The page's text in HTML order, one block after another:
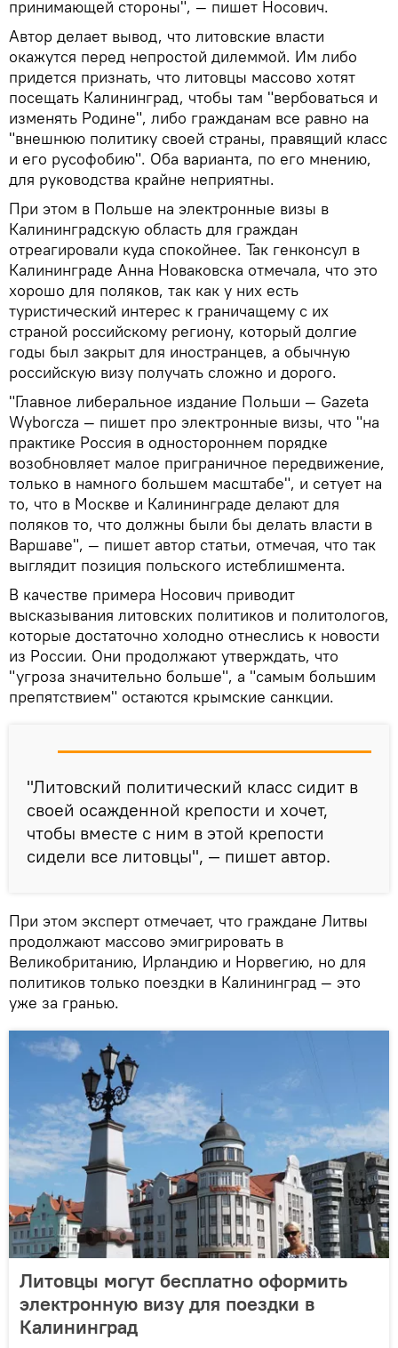
принимающей стороны", — пишет Носович.
Автор делает вывод, что литовские власти
окажутся перед непростой дилеммой. Им либо
придется признать, что литовцы массово хотят
посещать Калининград, чтобы там "вербоваться и
изменять Родине", либо гражданам все равно на
"внешнюю политику своей страны, правящий класс
и его русофобию". Оба варианта, по его мнению,
для руководства крайне неприятны.
При этом в Польше на электронные визы в
Калининградскую область для граждан
отреагировали куда спокойнее. Так генконсул в
Калининграде Анна Новаковска отмечала, что это
хорошо для поляков, так как у них есть
туристический интерес к граничащему с их
страной российскому региону, который долгие
годы был закрыт для иностранцев, а обычную
российскую визу получать сложно и дорого.
"Главное либеральное издание Польши — Gazeta
Wyborcza — пишет про электронные визы, что "на
практике Россия в одностороннем порядке
возобновляет малое приграничное передвижение,
только в намного большем масштабе", и сетует на
то, что в Москве и Калининграде делают для
поляков то, что должны были бы делать власти в
Варшаве", — пишет автор статьи, отмечая, что так
выглядит позиция польского истеблишмента.
В качестве примера Носович приводит
высказывания литовских политиков и политологов,
которые достаточно холодно отнеслись к новости
из России. Они продолжают утверждать, что
"угроза значительно больше", а "самым большим
препятствием" остаются крымские санкции.
"Литовский политический класс сидит в
своей осажденной крепости и хочет,
чтобы вместе с ним в этой крепости
сидели все литовцы", — пишет автор.
При этом эксперт отмечает, что граждане Литвы
продолжают массово эмигрировать в
Великобританию, Ирландию и Норвегию, но для
политиков только поездки в Калининград — это
уже за гранью.
Литовцы могут бесплатно оформить
электронную визу для поездки в
Калининград